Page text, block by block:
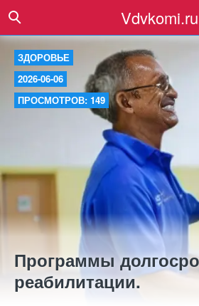
Vdvkomi.ru
ЗДОРОВЬЕ
2026-06-06
ПРОСМОТРОВ: 149
Программы
реабилитации.